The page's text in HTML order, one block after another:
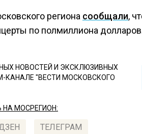
региона сообщали,
по полмиллиона
НОВОСТЕЙ И ЭКСКЛЮЗИВНЫХ
КАНАЛЕ "ВЕСТИ МОСКОВСКОГО
МОСРЕГИОН:
ТЕЛЕГРАМ